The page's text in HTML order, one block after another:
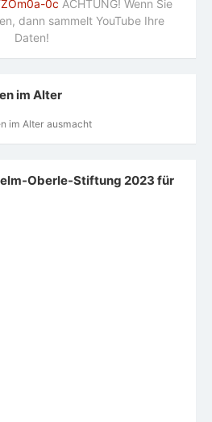
0c ACHTUNG! Wenn Sie
dann sammelt YouTube Ihre
Daten!
im Alter
im Alter ausmacht
Oberle-Stiftung 2023 für